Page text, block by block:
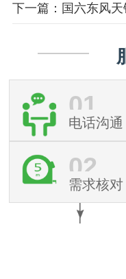
下一篇：国六东风
01
电话沟通
02
需求核对